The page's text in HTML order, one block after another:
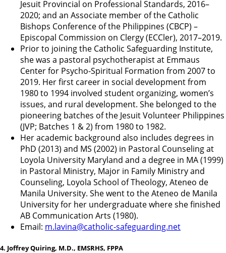
Jesuit Provincial on Professional Standards, 2016–
2020; and an Associate member of the Catholic
Bishops Conference of the Philippines (CBCP) –
Episcopal Commission on Clergy (ECCler), 2017–2019.
Prior to joining the Catholic Safeguarding Institute,
she was a pastoral psychotherapist at Emmaus
Center for Psycho-Spiritual Formation from 2007 to
2019. Her first career in social development from
1980 to 1994 involved student organizing, women’s
issues, and rural development. She belonged to the
pioneering batches of the Jesuit Volunteer Philippines
(JVP; Batches 1 & 2) from 1980 to 1982.
Her academic background also includes degrees in
PhD (2013) and MS (2002) in Pastoral Counseling at
Loyola University Maryland and a degree in MA (1999)
in Pastoral Ministry, Major in Family Ministry and
Counseling, Loyola School of Theology, Ateneo de
Manila University. She went to the Ateneo de Manila
University for her undergraduate where she finished
AB Communication Arts (1980).
Email: m.lavina@catholic-safeguarding.net
4. Joffrey Quiring, M.D., EMSRHS, FPPA